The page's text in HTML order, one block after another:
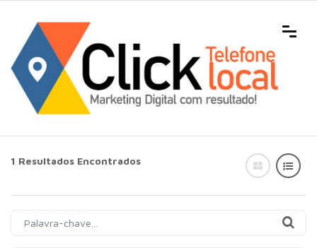
1 Resultados Encontrados